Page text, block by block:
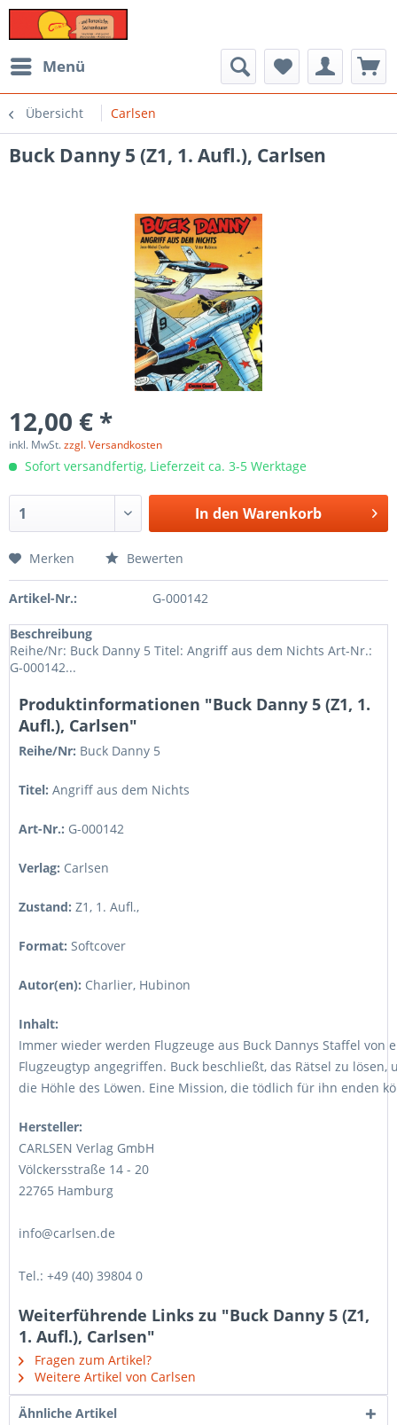
Menü
Übersicht Carlsen
Buck Danny 5 (Z1, 1. Aufl.), Carlsen
12,00 € *
inkl. MwSt.zzgl. Versandkosten
Sofort versandfertig, Lieferzeit ca. 3-5 Werktage
In den Warenkorb
Merken Bewerten
Artikel-Nr.: G-000142
Beschreibung
Reihe/Nr: Buck Danny 5 Titel: Angriff aus dem Nichts Art-Nr.:
G-000142...
Produktinformationen "Buck Danny 5 (Z1, 1.
Aufl.), Carlsen"
Reihe/Nr: Buck Danny 5
Titel: Angriff aus dem Nichts
Art-Nr.: G-000142
Verlag: Carlsen
Zustand: Z1, 1. Aufl.,
Format: Softcover
Autor(en): Charlier, Hubinon
Inhalt:
Immer wieder werden Flugzeuge aus Buck Dannys Staffel von
Flugzeugtyp angegriffen. Buck beschließt, das Rätsel zu
die Höhle des Löwen. Eine Mission, die tödlich für ihn enden
Hersteller:
CARLSEN Verlag GmbH
Völckersstraße 14 - 20
22765 Hamburg
info@carlsen.de
Tel.: +49 (40) 39804 0
Weiterführende Links zu "Buck Danny 5 (Z1,
1. Aufl.), Carlsen"
Fragen zum Artikel?
Weitere Artikel von Carlsen
Ähnliche Artikel